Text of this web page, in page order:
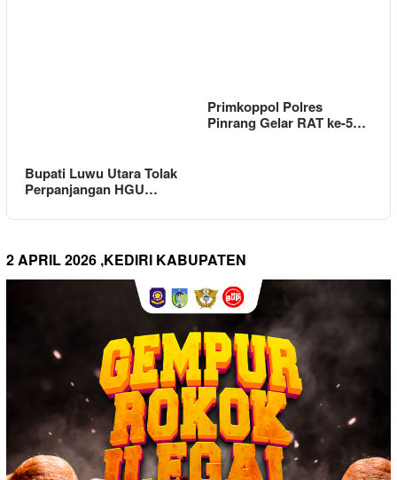
Bupati Luwu Utara Tolak
Perpanjangan HGU…
Primkoppol Polres
Pinrang Gelar RAT ke-5…
2 APRIL 2026 ,KEDIRI KABUPATEN